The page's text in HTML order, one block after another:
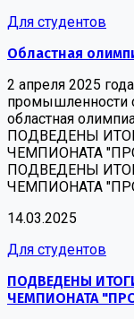
Для студентов
Областная
2 апреля 2025
промышленности
областная
ПОДВЕДЕНЫ
ЧЕМПИОНАТА
ПОДВЕДЕНЫ
ЧЕМПИОНАТА
14.03.2025
Для студентов
ПОДВЕДЕНЫ
ЧЕМПИОНАТА